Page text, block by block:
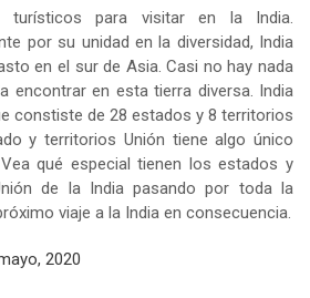
turísticos para visitar en la India.
por su unidad en la diversidad, India
en el sur de Asia. Casi no hay nada
encontrar en esta tierra diversa. India
constiste de 28 estados y 8 territorios
y territorios Unión tiene algo único
qué especial tienen los estados y
de la India pasando por toda la
viaje a la India en consecuencia.
2020